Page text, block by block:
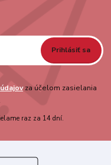
Prihlásiť sa
za účelom zasielania
raz za 14 dní.